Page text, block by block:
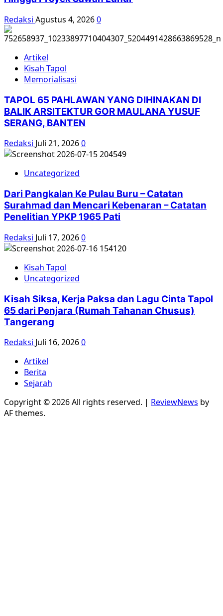
Redaksi Agustus 4, 20260
Artikel
Kisah Tapol
Memorialisasi
TAPOL 65 PAHLAWAN YANG DIHINAKAN DI
BALIK ARSITEKTUR GOR MAULANA YUSUF
SERANG, BANTEN
Redaksi Juli 21, 20260
Uncategorized
Dari Pangkalan Ke Pulau Buru – Catatan
Surahmad dan Mencari Kebenaran – Catatan
Penelitian YPKP 1965 Pati
Redaksi Juli 17, 20260
Kisah Tapol
Uncategorized
Kisah Siksa, Kerja Paksa dan Lagu Cinta Tapol
65 dari Penjara (Rumah Tahanan Chusus)
Tangerang
Redaksi Juli 16, 20260
Artikel
Berita
Sejarah
Copyright © 2026 All rights reserved. | ReviewNews by
AF themes.